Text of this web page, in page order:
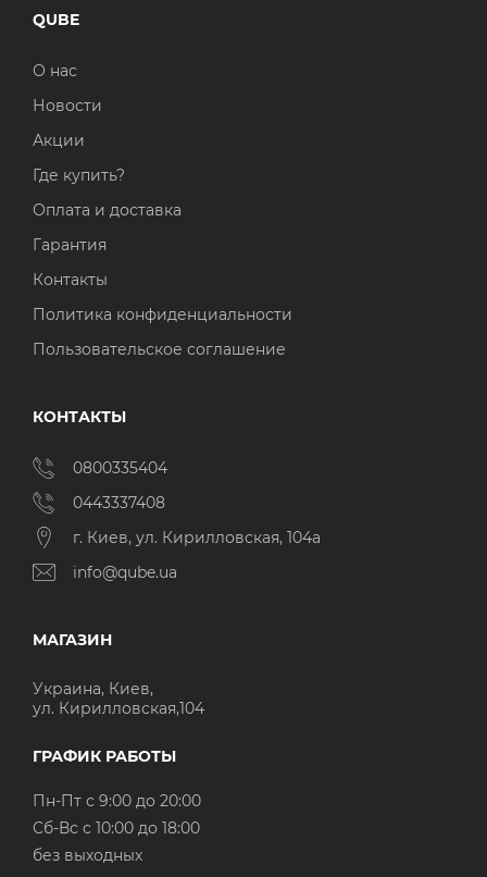
QUBE
О нас
Новости
Акции
Где купить?
Оплата и доставка
Гарантия
Контакты
Политика конфиденциальности
Пользовательское соглашение
КОНТАКТЫ
0800335404
0443337408
г. Киев, ул. Кирилловская, 104а
info@qube.ua
МАГАЗИН
Украина, Киев,
ул. Кирилловская,104
ГРАФИК РАБОТЫ
Пн-Пт с 9:00 до 20:00
Cб-Вс с 10:00 до 18:00
без выходных